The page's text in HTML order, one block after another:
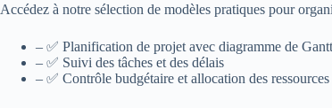
Accédez à notre sélection de modèles pratiques pour
– ✅ Planification de projet avec diagramme de Gantt
– ✅ Suivi des tâches et des délais
– ✅ Contrôle budgétaire et allocation des ressources